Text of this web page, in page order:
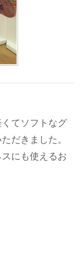
てソフトなグ
だきました。
にも使えるお